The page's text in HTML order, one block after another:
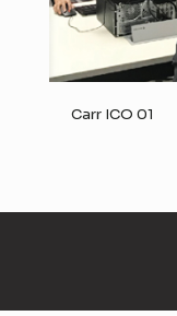
Carr ICO 01